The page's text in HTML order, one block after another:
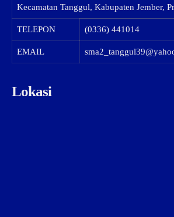
Kecamatan Tanggul, Kabupaten Jember,
TELEPON (0336) 441014
EMAIL
Lokasi